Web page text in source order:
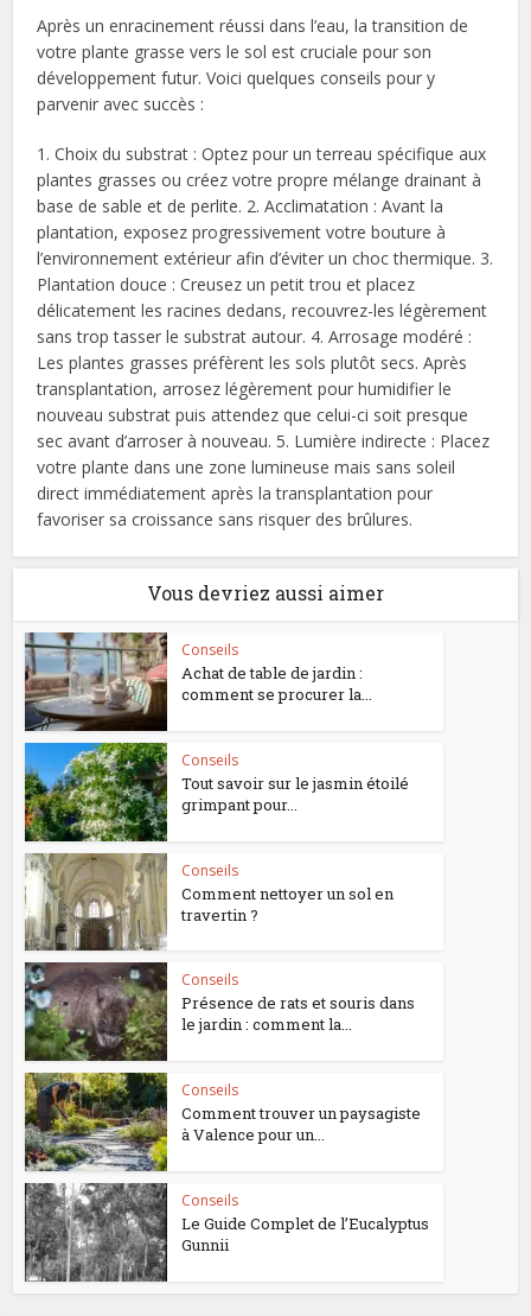
Après un enracinement réussi dans l’eau, la transition de
votre plante grasse vers le sol est cruciale pour son
développement futur. Voici quelques conseils pour y
parvenir avec succès :
1. Choix du substrat : Optez pour un terreau spécifique aux
plantes grasses ou créez votre propre mélange drainant à
base de sable et de perlite. 2. Acclimatation : Avant la
plantation, exposez progressivement votre bouture à
l’environnement extérieur afin d’éviter un choc thermique. 3.
Plantation douce : Creusez un petit trou et placez
délicatement les racines dedans, recouvrez-les légèrement
sans trop tasser le substrat autour. 4. Arrosage modéré :
Les plantes grasses préfèrent les sols plutôt secs. Après
transplantation, arrosez légèrement pour humidifier le
nouveau substrat puis attendez que celui-ci soit presque
sec avant d’arroser à nouveau. 5. Lumière indirecte : Placez
votre plante dans une zone lumineuse mais sans soleil
direct immédiatement après la transplantation pour
favoriser sa croissance sans risquer des brûlures.
Vous devriez aussi aimer
Conseils
Achat de table de jardin :
comment se procurer la...
Conseils
Tout savoir sur le jasmin étoilé
grimpant pour...
Conseils
Comment nettoyer un sol en
travertin ?
Conseils
Présence de rats et souris dans
le jardin : comment la...
Conseils
Comment trouver un paysagiste
à Valence pour un...
Conseils
Le Guide Complet de l’Eucalyptus
Gunnii